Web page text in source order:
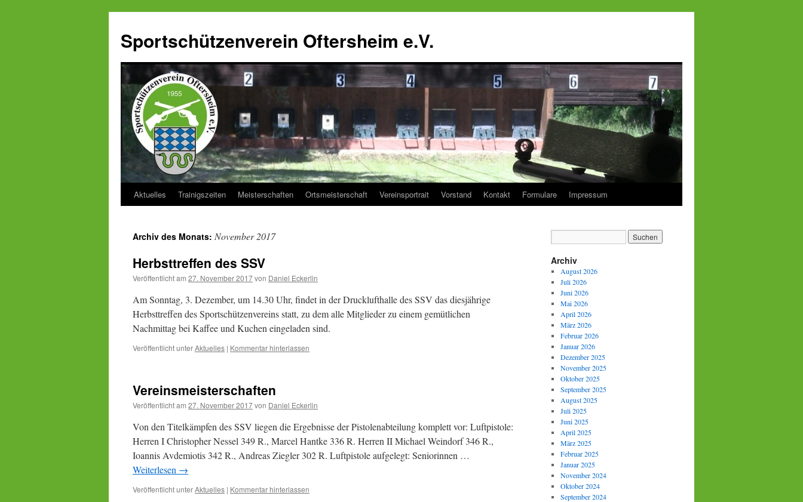
springen
Sportschützenverein Oftersheim e.V.
Aktuelles Trainigszeiten Meisterschaften Ortsmeisterschaft Vereinsportrait Vorstand Kontakt Formulare Impressum
Archiv des Monats: November 2017
Herbsttreffen des SSV
Veröffentlicht am 27. November 2017von Daniel Eckerlin
Am Sonntag, 3. Dezember, um 14.30 Uhr, findet in der Drucklufthalle des SSV das diesjährige
Herbsttreffen des Sportschützenvereins statt, zu dem alle Mitglieder zu einem gemütlichen
Nachmittag bei Kaffee und Kuchen eingeladen sind.
Veröffentlicht unterAktuelles | Kommentar hinterlassen
Vereinsmeisterschaften
Veröffentlicht am 27. November 2017von Daniel Eckerlin
Von den Titelkämpfen des SSV liegen die Ergebnisse der Pistolenabteilung komplett vor: Luftpistole:
Herren I Christopher Nessel 349 R., Marcel Hantke 336 R. Herren II Michael Weindorf 346 R.,
Ioannis Avdemiotis 342 R., Andreas Ziegler 302 R. Luftpistole aufgelegt: Seniorinnen …
Weiterlesen →
Veröffentlicht unterAktuelles | Kommentar hinterlassen
Archiv
August 2026
Juli 2026
Juni 2026
Mai 2026
April 2026
März 2026
Februar 2026
Januar 2026
Dezember 2025
November 2025
Oktober 2025
September 2025
August 2025
Juli 2025
Juni 2025
April 2025
März 2025
Februar 2025
Januar 2025
November 2024
Oktober 2024
September 2024